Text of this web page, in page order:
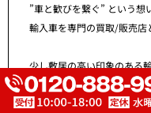
”車と歓びを繋ぐ” という想
輸入車を専門の買取/販売店
少し敷居の高い印象のある
ですが、輸入車を愛車に選
ります。